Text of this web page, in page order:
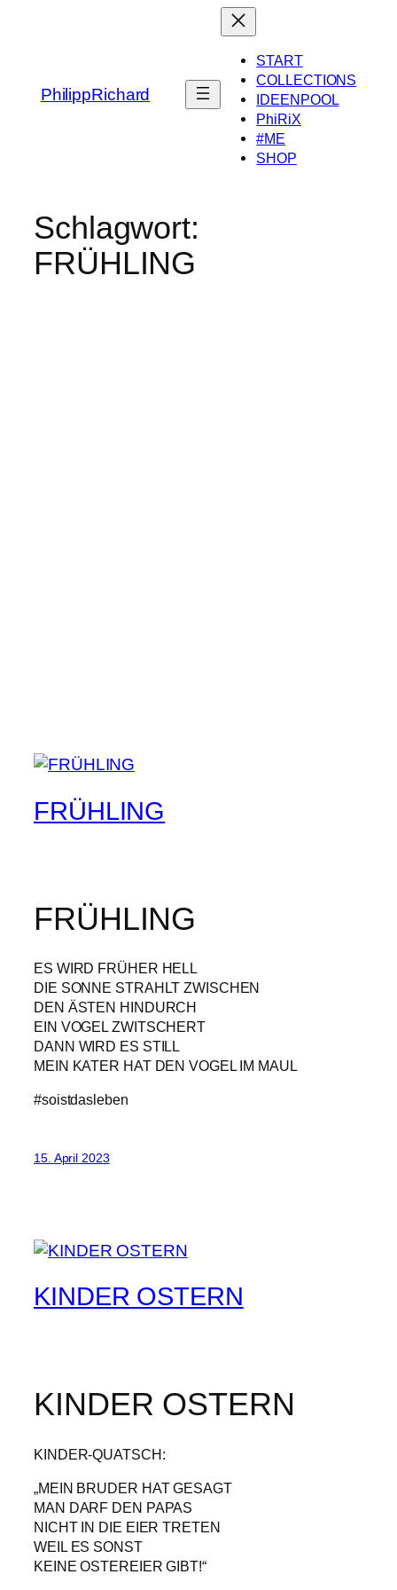
PhilippRichard
START
COLLECTIONS
IDEENPOOL
PhiRiX
#ME
SHOP
Schlagwort:
FRÜHLING
FRÜHLING
FRÜHLING
ES WIRD FRÜHER HELL
DIE SONNE STRAHLT ZWISCHEN
DEN ÄSTEN HINDURCH
EIN VOGEL ZWITSCHERT
DANN WIRD ES STILL
MEIN KATER HAT DEN VOGEL IM MAUL
#soistdasleben
15. April 2023
KINDER OSTERN
KINDER OSTERN
KINDER-QUATSCH:
„MEIN BRUDER HAT GESAGT
MAN DARF DEN PAPAS
NICHT IN DIE EIER TRETEN
WEIL ES SONST
KEINE OSTEREIER GIBT!“